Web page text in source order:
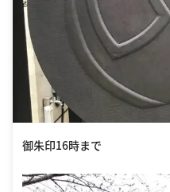
御朱印16時まで